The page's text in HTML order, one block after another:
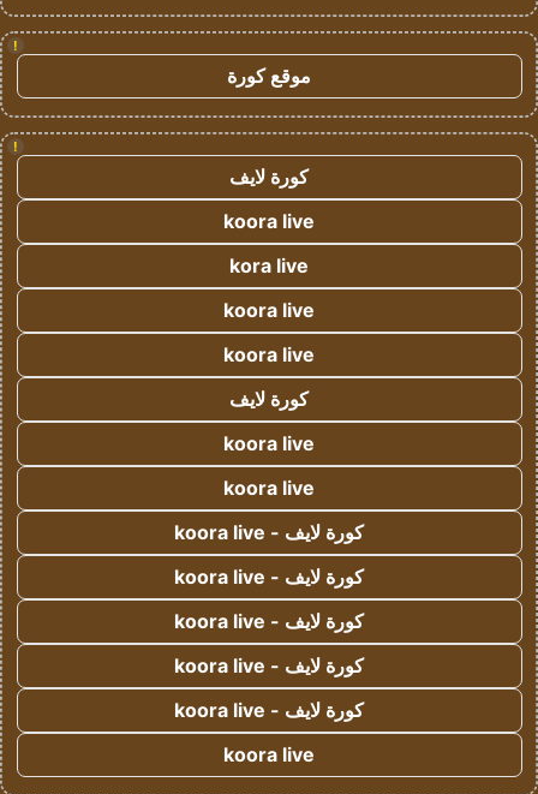
!
موقع كورة
!
كورة لايف
koora live
kora live
koora live
koora live
كورة لايف
koora live
koora live
كورة لايف - koora live
كورة لايف - koora live
كورة لايف - koora live
كورة لايف - koora live
كورة لايف - koora live
koora live